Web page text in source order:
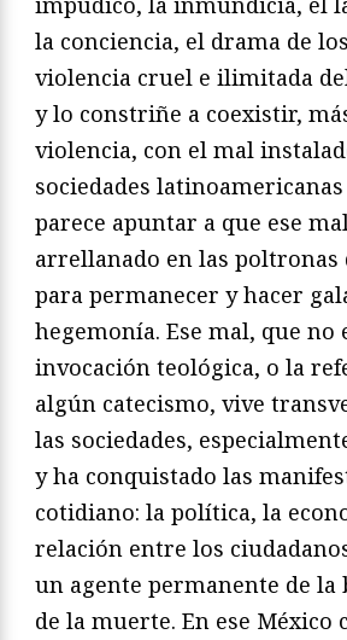
la conciencia, el drama de
violencia cruel e ilimitada
y lo constriñe a coexistir,
violencia, con el mal
sociedades
parece apuntar a que ese
arrellanado en las poltronas
para permanecer y hacer
hegemonía. Ese mal, que no
invocación teológica, o la
algún catecismo, vive
las sociedades,
y ha conquistado las
cotidiano: la política, la
relación entre los
un agente permanente de la
de la muerte. En ese México